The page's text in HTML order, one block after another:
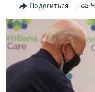
поискуИНФОГРАФИКА
ТЕЛЕПРОЕКТ
СОВЕТЫ
ПРОПАВШИЕ БЕЗ ВЕСТИ
ПОБЕДИТЕЛЕЙ НЕ СУДЯТ?
КАК ОБОЙТИ
Українською
Qırımtatar
ПРИСОЕДИНЯЙТЕСЬ!
Поделиться